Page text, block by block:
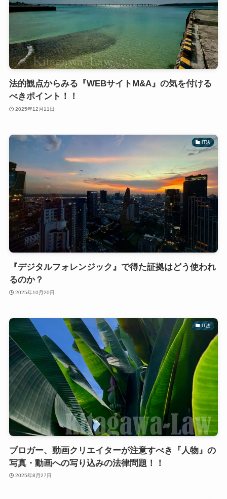
法的観点からみる『WEBサイトM&A』の気を付ける
べきポイント！！
2025年12月11日
IT法
『デジタルフォレンジック』で得た証拠はどう使われ
るのか？
2025年10月20日
IT法
ブロガー、動画クリエイターが注意すべき『人物』の
写真・動画への写り込みの法律問題！！
2025年8月27日